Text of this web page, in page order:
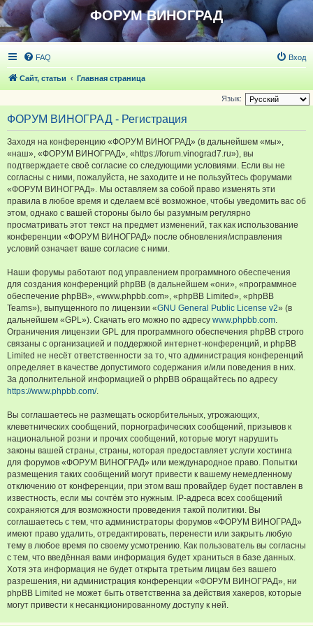
ФОРУМ ВИНОГРАД
FAQ Вход
Сайт, статьи Главная страница
Язык:
ФОРУМ ВИНОГРАД - Регистрация
Заходя на конференцию «ФОРУМ ВИНОГРАД» (в дальнейшем «мы»,
«наш», «ФОРУМ ВИНОГРАД», «https://forum.vinograd7.ru»), вы
подтверждаете своё согласие со следующими условиями. Если вы не
согласны с ними, пожалуйста, не заходите и не пользуйтесь форумами
«ФОРУМ ВИНОГРАД». Мы оставляем за собой право изменять эти
правила в любое время и сделаем всё возможное, чтобы уведомить вас об
этом, однако с вашей стороны было бы разумным регулярно
просматривать этот текст на предмет изменений, так как использование
конференции «ФОРУМ ВИНОГРАД» после обновления/исправления
условий означает ваше согласие с ними.
Наши форумы работают под управлением программного обеспечения
для создания конференций phpBB (в дальнейшем «они», «программное
обеспечение phpBB», «www.phpbb.com», «phpBB Limited», «phpBB
Teams»), выпущенного по лицензии «GNU General Public License v2» (в
дальнейшем «GPL»). Скачать его можно по адресу www.phpbb.com.
Ограничения лицензии GPL для программного обеспечения phpBB строго
связаны с организацией и поддержкой интернет-конференций, и phpBB
Limited не несёт ответственности за то, что администрация конференций
определяет в качестве допустимого содержания и/или поведения в них.
За дополнительной информацией о phpBB обращайтесь по адресу
https://www.phpbb.com/.
Вы соглашаетесь не размещать оскорбительных, угрожающих,
клеветнических сообщений, порнографических сообщений, призывов к
национальной розни и прочих сообщений, которые могут нарушить
законы вашей страны, страны, которая предоставляет услуги хостинга
для форумов «ФОРУМ ВИНОГРАД» или международное право. Попытки
размещения таких сообщений могут привести к вашему немедленному
отключению от конференции, при этом ваш провайдер будет поставлен в
известность, если мы сочтём это нужным. IP-адреса всех сообщений
сохраняются для возможности проведения такой политики. Вы
соглашаетесь с тем, что администраторы форумов «ФОРУМ ВИНОГРАД»
имеют право удалить, отредактировать, перенести или закрыть любую
тему в любое время по своему усмотрению. Как пользователь вы согласны
с тем, что введённая вами информация будет храниться в базе данных.
Хотя эта информация не будет открыта третьим лицам без вашего
разрешения, ни администрация конференции «ФОРУМ ВИНОГРАД», ни
phpBB Limited не может быть ответственна за действия хакеров, которые
могут привести к несанкционированному доступу к ней.